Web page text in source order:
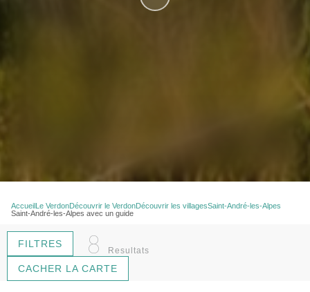
AccueilLe VerdonDécouvrir le VerdonDécouvrir les villagesSaint-André-les-Alpes
Saint-André-les-Alpes avec un guide
FILTRES 8 Resultats
CACHER LA CARTE